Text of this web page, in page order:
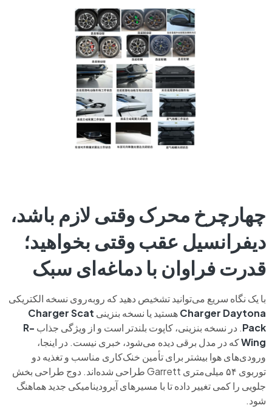
چهارچرخ محرک وقتی لازم باشد،
دیفرانسیل عقب وقتی بخواهید؛
قدرت فراوان با دماغه‌ای سبک
با یک نگاه سریع می‌توانید تشخیص دهید که روبه‌روی نسخه الکتریکی
Charger Daytonaهستید یا نسخه بنزینی Charger Scat
Pack. در نسخه بنزینی، کاپوت بلندتر است و از ویژگی جذاب R-
Wingکه در مدل برقی دیده می‌شود، خبری نیست. در اینجا،
ورودی‌های هوا بیشتر برای تأمین خنک‌کاری مناسب و تغذیه دو
توربوی ۵۴ میلی‌متری Garrett طراحی شده‌اند. دوج طراحی بخش
جلویی را کمی تغییر داده تا با مسیرهای آیرودینامیکی جدید هماهنگ
شود.